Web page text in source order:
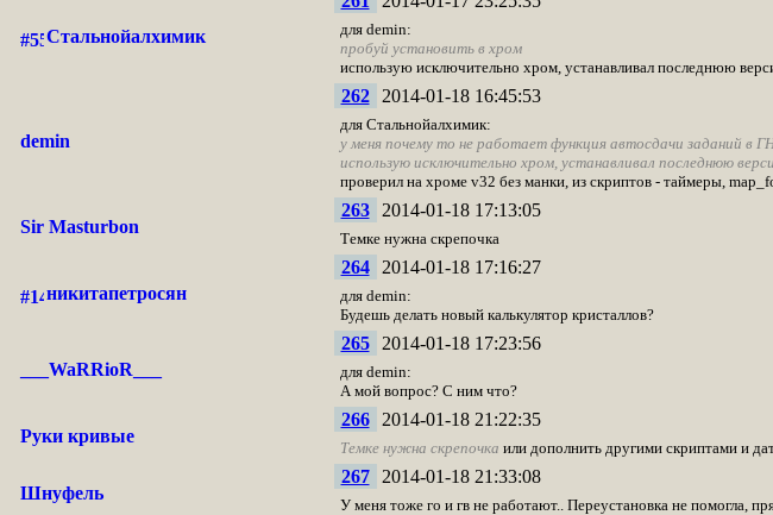
Стальнойалхимик
для demin:
пробуй установить в хром
использую исключительно хром, устанавливал последнюю
demin
262 2014-01-18 16:45:53
для Стальнойалхимик:
у меня почему то не работает функция автосдачи заданий в
использую исключительно хром, устанавливал последнюю
проверил на хроме v32 без манки, из скриптов - таймеры,
Sir Masturbon
263 2014-01-18 17:13:05
Темке нужна скрепочка
никитапетросян
264 2014-01-18 17:16:27
для demin:
Будешь делать новый калькулятор кристаллов?
___WaRRioR___
265 2014-01-18 17:23:56
для demin:
А мой вопрос? С ним что?
Руки кривые
266 2014-01-18 21:22:35
Темке нужна скрепочка или дополнить другими скриптами и
Шнуфель
267 2014-01-18 21:33:08
У меня тоже го и гв не работают.. Переустановка не помогла,